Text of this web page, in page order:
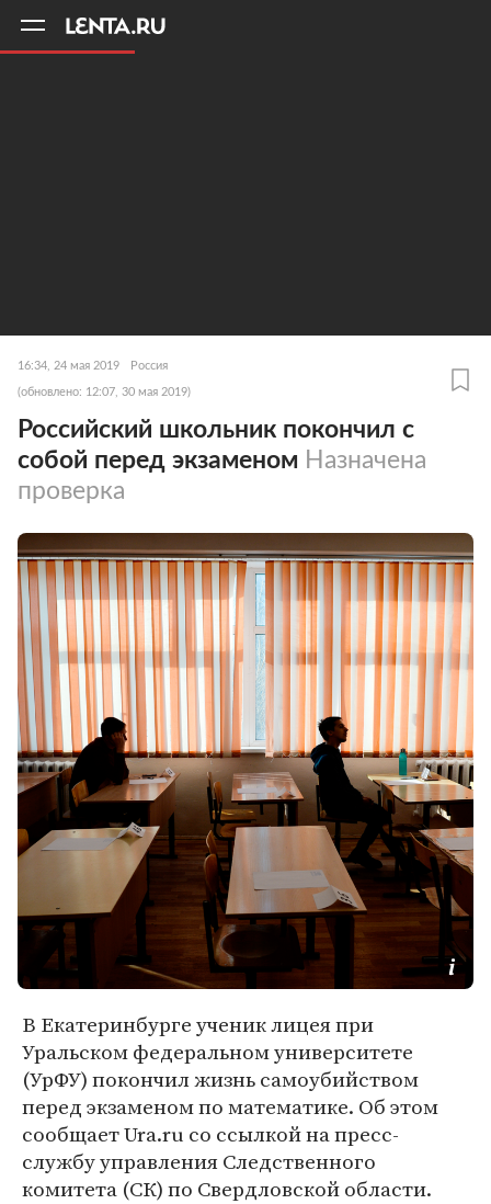
16:34, 24 мая 2019 Россия
(обновлено: 12:07, 30 мая 2019)
Российский школьник покончил с
собой перед экзаменом Назначена
проверка
В Екатеринбурге ученик лицея при
Уральском федеральном университете
(УрФУ) покончил жизнь самоубийством
перед экзаменом по математике. Об этом
сообщает Ura.ru со ссылкой на пресс-
службу управления Следственного
комитета (СК) по Свердловской области.